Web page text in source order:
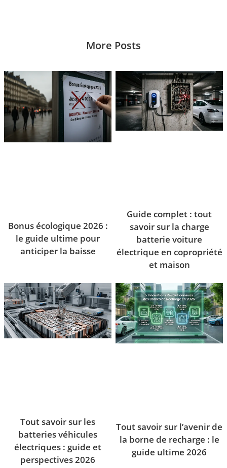
More Posts
Bonus écologique 2026 :
le guide ultime pour
anticiper la baisse
Guide complet : tout
savoir sur la charge
batterie voiture
électrique en copropriété
et maison
Tout savoir sur les
batteries véhicules
électriques : guide et
perspectives 2026
Tout savoir sur l’avenir de
la borne de recharge : le
guide ultime 2026